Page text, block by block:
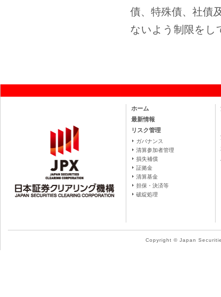
債、特殊債、社債
ないよう制限をし
ホーム
最新情報
リスク管理
ガバナンス
清算参加者管理
損失補償
証拠金
清算基金
担保・決済等
破綻処理
Copyright © Japan